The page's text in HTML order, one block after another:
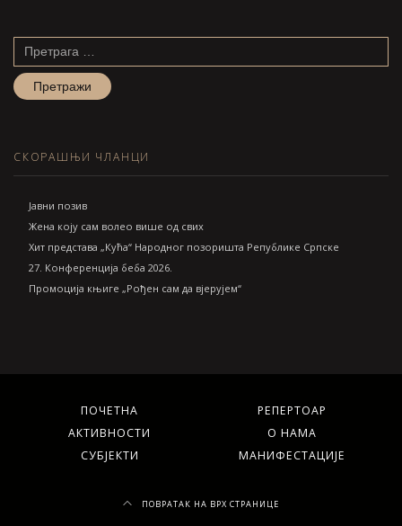
СКОРАШЊИ ЧЛАНЦИ
Jавни позив
Жена коју сам волео више од свих
Хит представа „Кућа“ Народног позоришта Републике Српске
27. Конференција беба 2026.
Промоција књиге „Рођен сам да вјерујем“
ПОЧЕТНА
РЕПЕРТОАР
АКТИВНОСТИ
О НАМА
СУБЈЕКТИ
МАНИФЕСТАЦИЈЕ
ПОВРАТАК НА ВРХ СТРАНИЦЕ